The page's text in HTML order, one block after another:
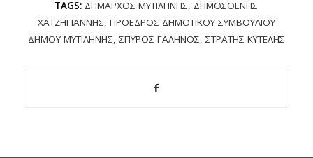
TAGS: ΔΉΜΑΡΧΟΣ ΜΥΤΙΛΉΝΗΣ, ΔΗΜΟΣΘΈΝΗΣ
ΧΑΤΖΗΓΙΆΝΝΗΣ, ΠΡΌΕΔΡΟΣ ΔΗΜΟΤΙΚΟΎ ΣΥΜΒΟΥΛΊΟΥ
ΔΉΜΟΥ ΜΥΤΙΛΉΝΗΣ, ΣΠΎΡΟΣ ΓΑΛΗΝΌΣ, ΣΤΡΑΤΉΣ ΚΎΤΕΛΗΣ